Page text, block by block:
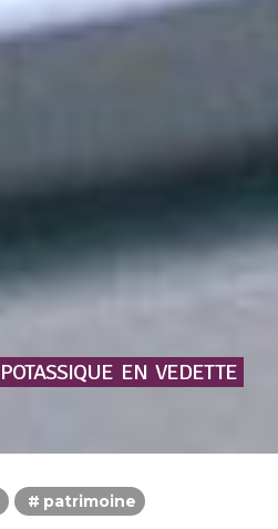
POTASSIQUE EN VEDETTE
patrimoine